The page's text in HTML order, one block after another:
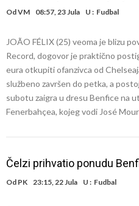
OdVM 08:57, 23 Jula U : Fudbal
JOÃO FÉLIX (25) veoma je blizu
Record, dogovor je praktično
eura otkupiti ofanzivca od
službeno završen do petka, a
subotu zaigra u dresu Benfice na
Fenerbahçea, kojeg vodi José
Čelzi prihvatio ponudu
Od PK 23:15, 22 Jula U : Fudbal